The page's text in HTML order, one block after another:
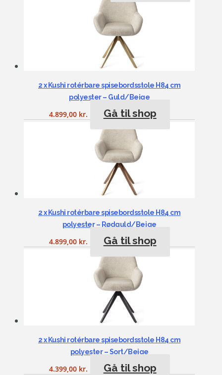
2 x Kushi rotérbare spisebordsstole H84 cm
polyester – Guld/Beige
4.899,00 kr. Gå til shop
2 x Kushi rotérbare spisebordsstole H84 cm
polyester – Rødguld/Beige
4.899,00 kr. Gå til shop
2 x Kushi rotérbare spisebordsstole H84 cm
polyester – Sort/Beige
4.399,00 kr. Gå til shop